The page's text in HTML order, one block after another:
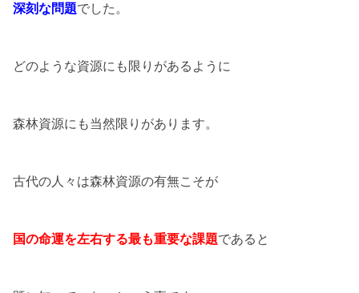
深刻な問題でした。
どのような資源にも限りがあるように
森林資源にも当然限りがあります。
古代の人々は森林資源の有無こそが
国の命運を左右する最も重要な課題であると